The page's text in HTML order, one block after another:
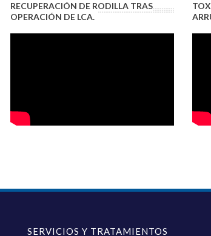
RECUPERACIÓN DE RODILLA TRAS
OPERACIÓN DE LCA.
SERVICIOS Y TRATAMIENTOS